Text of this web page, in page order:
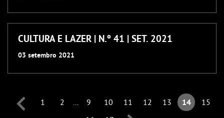
CULTURA E LAZER | N.º 41 | SET. 2021
03 setembro 2021
1 2 ... 9 10 11 12 13 14
15